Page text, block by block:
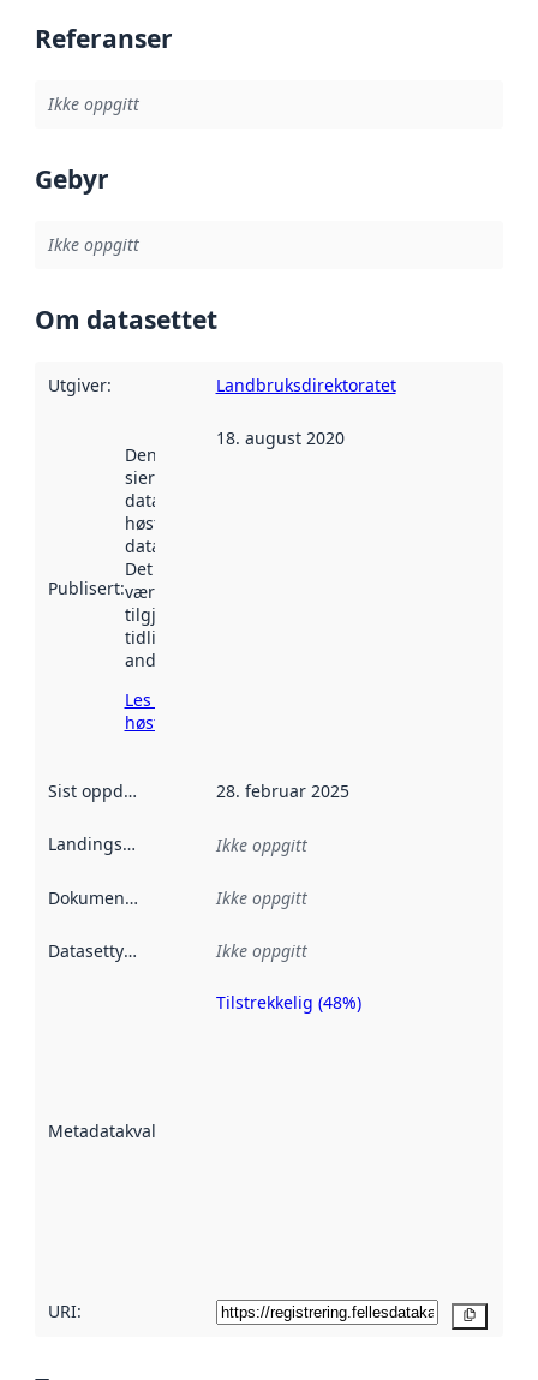
Referanser
Ikke oppgitt
Gebyr
Ikke oppgitt
Om datasettet
Utgiver: Landbruksdirektoratet
Publisert:
Denne datoen
sier når
datasettet ble
høstet av
data.norge.no.
Det kan ha
vært
tilgjengelig
tidligere
andre steder.
Les mer om
høsting her
18. august 2020
Sist oppdatert 28. februar 2025
Landingsside Ikke oppgitt
Dokumentasjon Ikke oppgitt
Datasettype Ikke oppgitt
Metadatakvalitet
Metadatakvalitet
Tilstrekkelig (48%)
URI: